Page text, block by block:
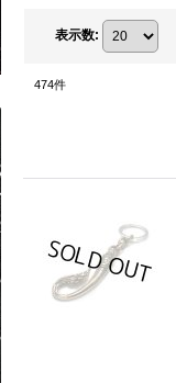
表示数:
474件